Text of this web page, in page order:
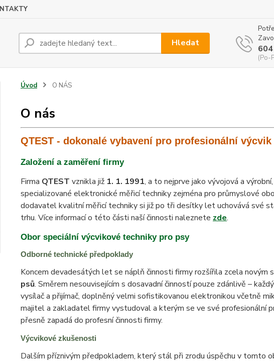
Hledat
(Po-
Úvod O NÁS
O nás
QTEST - dokonalé vybavení pro profesionální výcvik
Založení a zaměření firmy
Firma QTEST vznikla již 1. 1. 1991, a to nejprve jako vývojová a
specializované elektronické měřicí techniky zejména pro průmyslové
dodavatel kvalitní měřicí techniky si již po tři desítky let uchovává své
trhu. Více informací o této části naší činnosti naleznete zde.
Obor speciální výcvikové techniky pro psy
Odborné technické předpoklady
Koncem devadesátých let se náplň činnosti firmy rozšířila zcela novým
psů. Směrem nesouvisejícím s dosavadní činností pouze zdánlivě –
vysílač a přijímač, doplněný velmi sofistikovanou elektronikou včetně
majitel a zakladatel firmy vystudoval a kterým se ve své profesionální
přesně zapadá do profesní činnosti firmy.
Výcvikové zkušenosti
Dalším příznivým předpokladem, který stál při zrodu úspěchu v tomto